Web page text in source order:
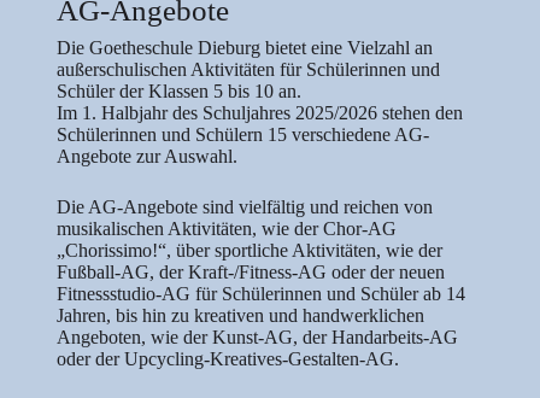
AG-Angebote
Die Goetheschule Dieburg bietet eine Vielzahl an
außerschulischen Aktivitäten für Schülerinnen und
Schüler der Klassen 5 bis 10 an.
Im 1. ‎Halbjahr des Schuljahres 2025/2026 stehen den
Schülerinnen und Schülern 15 verschiedene AG-
Angebote zur Auswahl.
Die AG-Angebote sind vielfältig und reichen von
musikalischen Aktivitäten, wie der Chor-AG
„Chorissimo!“, über sportliche Aktivitäten, wie der
Fußball-AG, der Kraft-/Fitness-AG oder der neuen
Fitnessstudio-AG für Schülerinnen und Schüler ab 14
Jahren, bis hin zu kreativen und handwerklichen
Angeboten, wie der Kunst-AG, der Handarbeits-AG
oder der Upcycling-Kreatives-Gestalten-AG.